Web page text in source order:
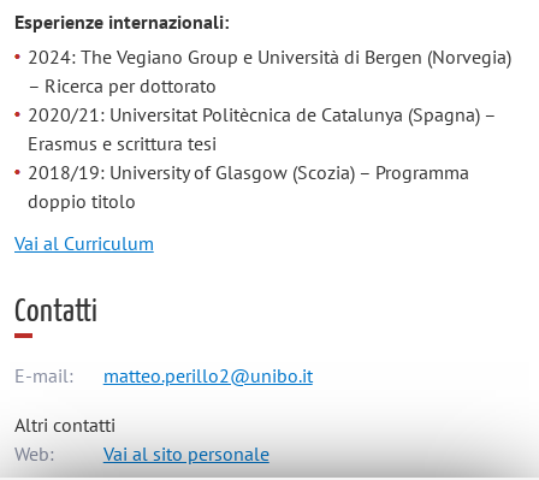
Esperienze internazionali:
2024: The Vegiano Group e Università di Bergen (Norvegia)
– Ricerca per dottorato
2020/21: Universitat Politècnica de Catalunya (Spagna) –
Erasmus e scrittura tesi
2018/19: University of Glasgow (Scozia) – Programma
doppio titolo
Vai al Curriculum
Contatti
E-mail: matteo.perillo2@unibo.it
Altri contatti
Web:
Vai al sito personale